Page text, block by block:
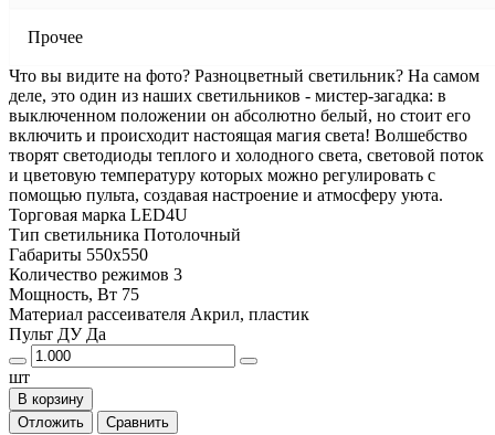
Прочее
Что вы видите на фото? Разноцветный светильник? На самом
деле, это один из наших светильников - мистер-загадка: в
выключенном положении он абсолютно белый, но стоит его
включить и происходит настоящая магия света! Волшебство
творят светодиоды теплого и холодного света, световой поток
и цветовую температуру которых можно регулировать с
помощью пульта, создавая настроение и атмосферу уюта.
Торговая марка LED4U
Тип светильника Потолочный
Габариты 550х550
Количество режимов 3
Мощность, Вт 75
Материал рассеивателя Акрил, пластик
Пульт ДУ Да
шт
В корзину
Отложить
Сравнить